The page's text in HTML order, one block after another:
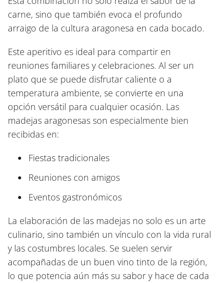
carne, sino que también evoca el profundo
arraigo de la cultura aragonesa en cada bocado.
Este aperitivo es ideal para compartir en
reuniones familiares y celebraciones. Al ser un
plato que se puede disfrutar caliente o a
temperatura ambiente, se convierte en una
opción versátil para cualquier ocasión. Las
madejas aragonesas son especialmente bien
recibidas en:
Fiestas tradicionales
Reuniones con amigos
Eventos gastronómicos
La elaboración de las madejas no solo es un arte
culinario, sino también un vínculo con la vida rural
y las costumbres locales. Se suelen servir
acompañadas de un buen vino tinto de la región,
lo que potencia aún más su sabor y hace de cada